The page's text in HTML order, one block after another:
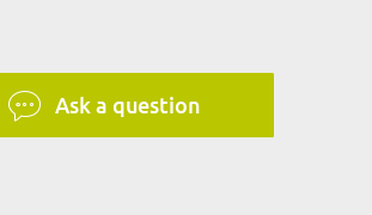
Ask a question